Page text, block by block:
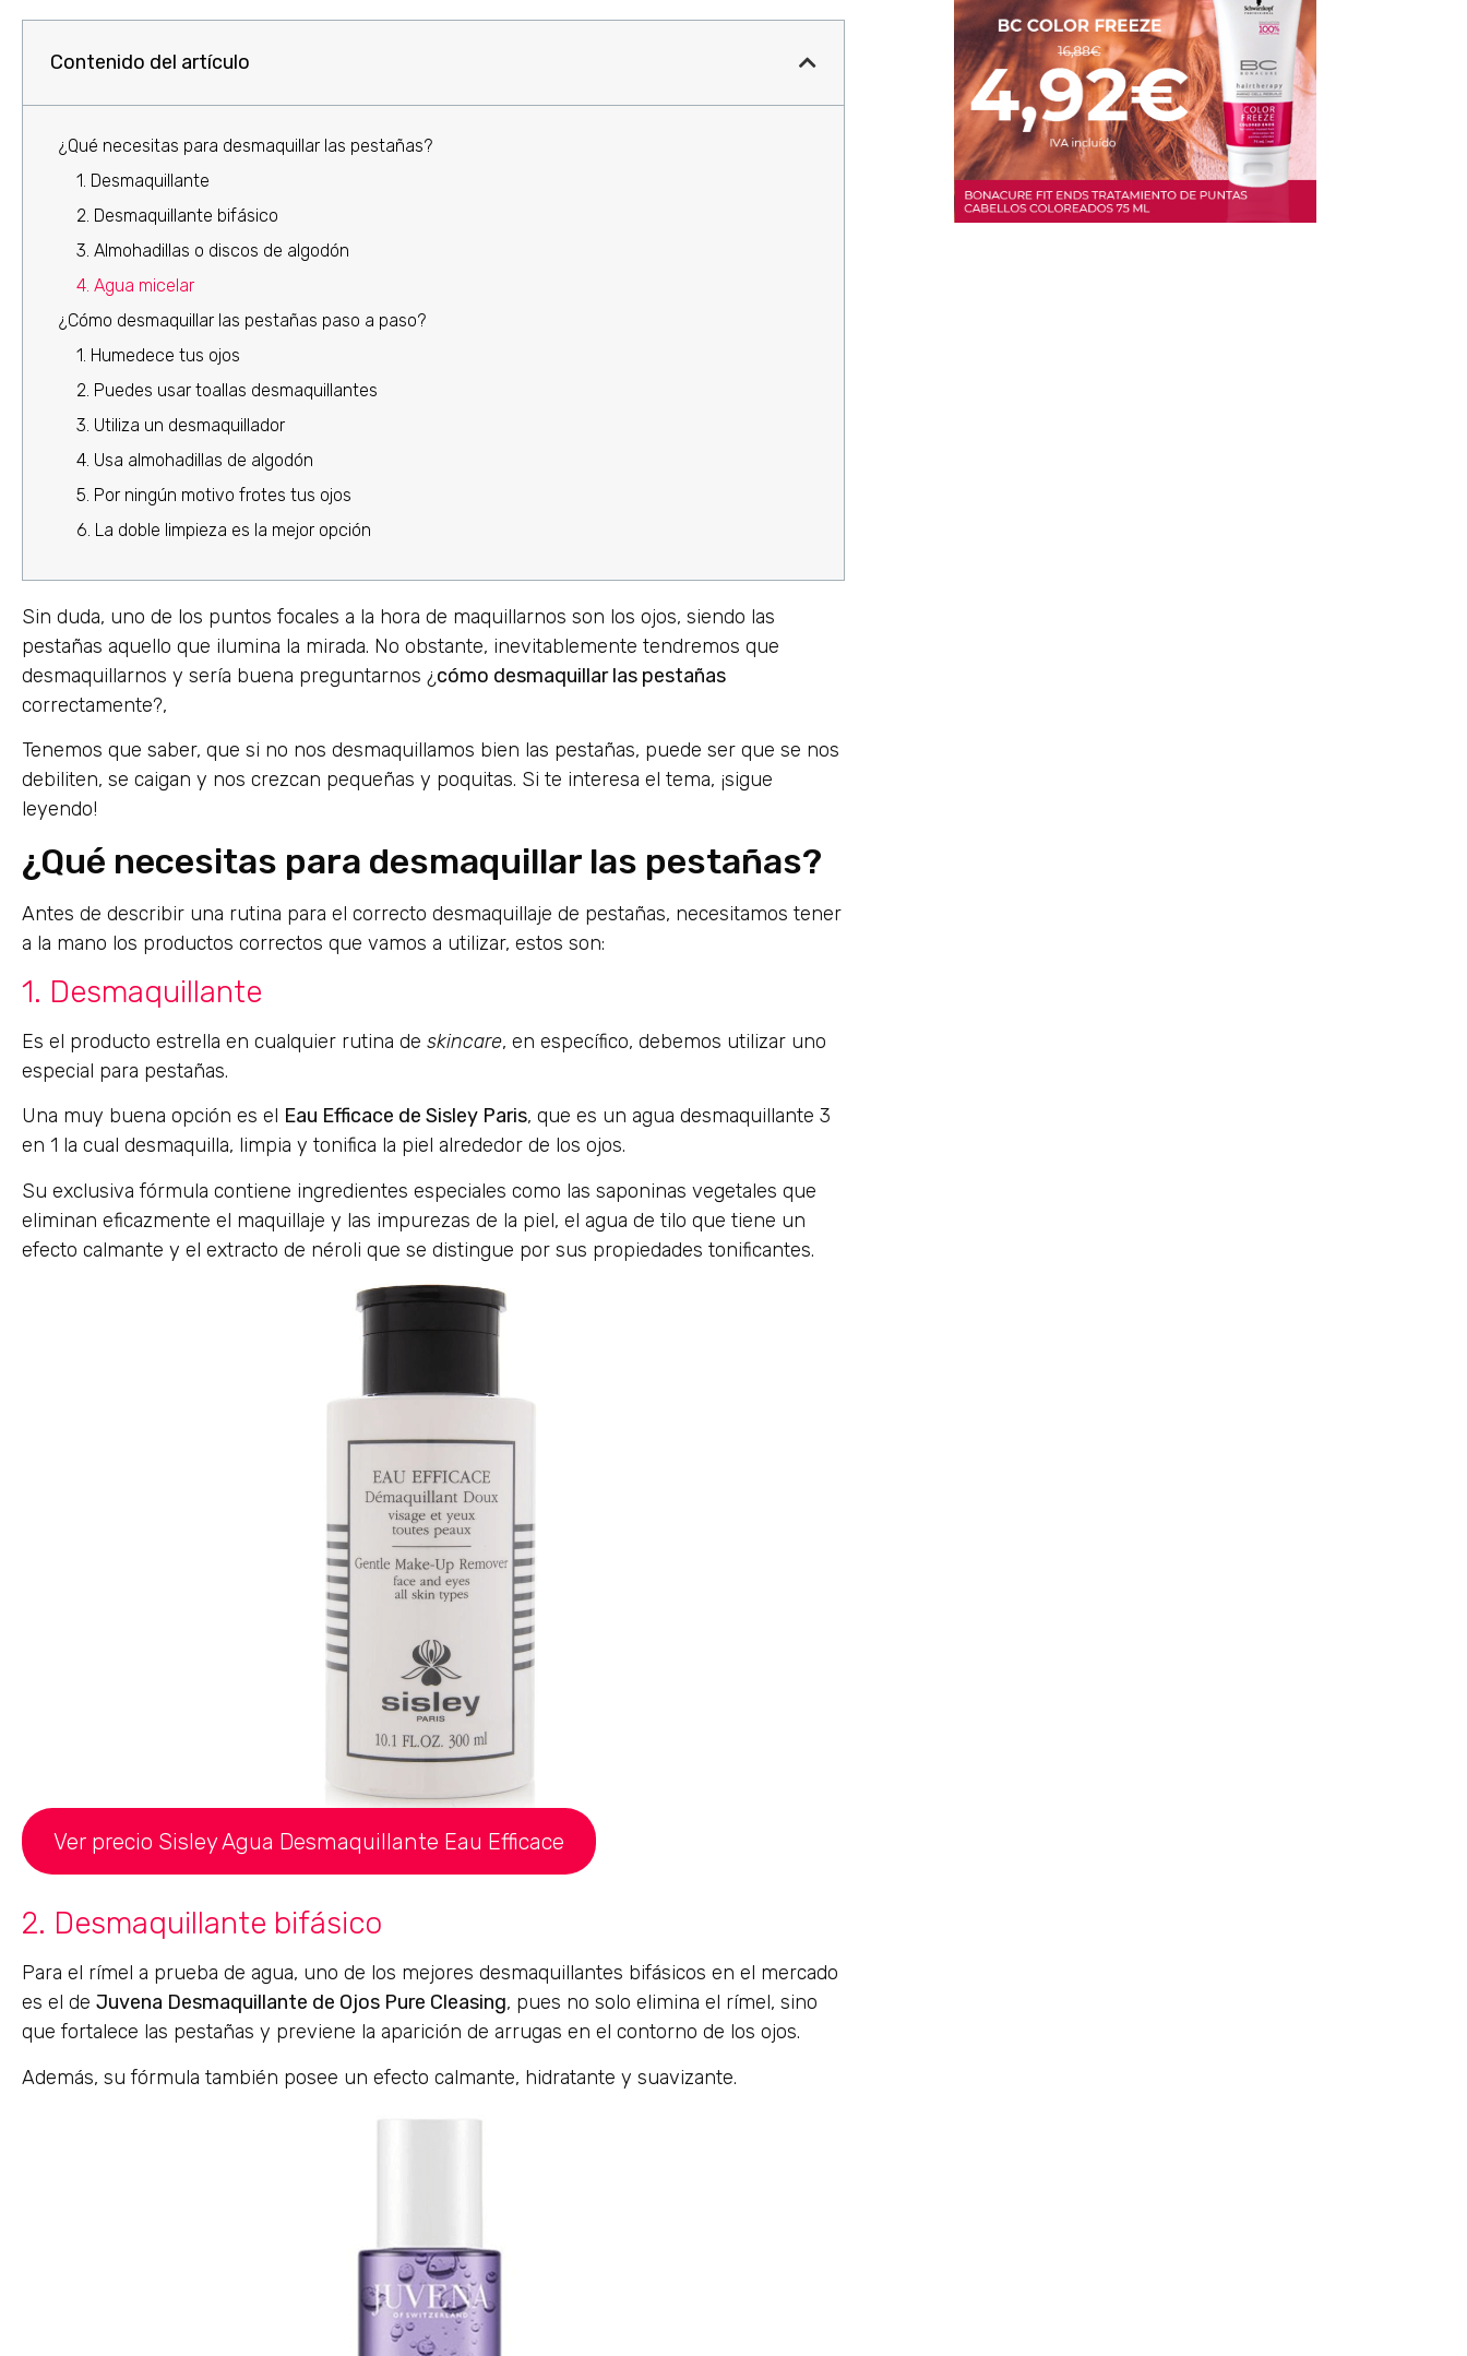
Contenido del artículo
¿Qué necesitas para desmaquillar las pestañas?
1. Desmaquillante
2. Desmaquillante bifásico
3. Almohadillas o discos de algodón
4. Agua micelar
¿Cómo desmaquillar las pestañas paso a paso?
1. Humedece tus ojos
2. Puedes usar toallas desmaquillantes
3. Utiliza un desmaquillador
4. Usa almohadillas de algodón
5. Por ningún motivo frotes tus ojos
6. La doble limpieza es la mejor opción
Sin duda, uno de los puntos focales a la hora de maquillarnos son los ojos, siendo las
pestañas aquello que ilumina la mirada. No obstante, inevitablemente tendremos que
desmaquillarnos y sería buena preguntarnos ¿cómo desmaquillar las pestañas
correctamente?,
Tenemos que saber, que si no nos desmaquillamos bien las pestañas, puede ser que se nos
debiliten, se caigan y nos crezcan pequeñas y poquitas. Si te interesa el tema, ¡sigue
leyendo!
¿Qué necesitas para desmaquillar las pestañas?
Antes de describir una rutina para el correcto desmaquillaje de pestañas, necesitamos tener
a la mano los productos correctos que vamos a utilizar, estos son:
1. Desmaquillante
Es el producto estrella en cualquier rutina de skincare, en específico, debemos utilizar uno
especial para pestañas.
Una muy buena opción es el Eau Efficace de Sisley Paris, que es un agua desmaquillante 3
en 1 la cual desmaquilla, limpia y tonifica la piel alrededor de los ojos.
Su exclusiva fórmula contiene ingredientes especiales como las saponinas vegetales que
eliminan eficazmente el maquillaje y las impurezas de la piel, el agua de tilo que tiene un
efecto calmante y el extracto de néroli que se distingue por sus propiedades tonificantes.
Ver precio Sisley Agua Desmaquillante Eau Efficace
2. Desmaquillante bifásico
Para el rímel a prueba de agua, uno de los mejores desmaquillantes bifásicos en el mercado
es el de Juvena Desmaquillante de Ojos Pure Cleasing, pues no solo elimina el rímel, sino
que fortalece las pestañas y previene la aparición de arrugas en el contorno de los ojos.
Además, su fórmula también posee un efecto calmante, hidratante y suavizante.